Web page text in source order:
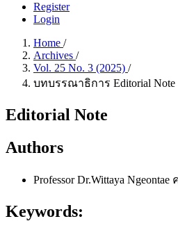
Register
Login
Home /
Archives /
Vol. 25 No. 3 (2025) /
บทบรรณาธิการ Editorial Note
Editorial Note
Authors
Professor Dr.Wittaya Ngeontae
Keywords: